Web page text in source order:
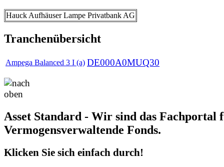
Hauck Aufhäuser Lampe Privatbank AG
Tranchenübersicht
Ampega Balanced 3 I (a) DE000A0MUQ30
Asset Standard - Wir sind das Fachportal
Vermogensverwaltende Fonds.
Klicken Sie sich einfach durch!